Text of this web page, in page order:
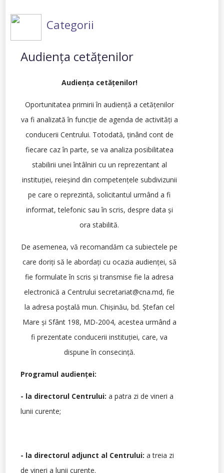
Categorii
Audiența cetățenilor
Audienţa cetăţenilor!
Oportunitatea primirii în audienţă a cetățenilor
va fi analizată în funcție de agenda de activităţi a
conducerii Centrului. Totodată, ținând cont de
fiecare caz în parte, se va analiza posibilitatea
stabilirii unei întâlniri cu un reprezentant al
instituţiei, reieșind din competențele subdivizunii
pe care o reprezintă, solicitantul urmând a fi
informat, telefonic sau în scris, despre data și
ora stabilită.
De asemenea, vă recomandăm ca subiectele pe
care doriţi să le abordaţi cu ocazia audienţei, să
fie formulate în scris şi transmise fie la adresa
electronică a Centrului secretariat@cna.md, fie
la adresa poștală mun. Chișinău, bd. Ștefan cel
Mare și Sfânt 198, MD-2004, acestea urmând a
fi prezentate conducerii instituţiei, care, va
dispune în consecință.
Programul audienței:
- la directorul Centrului:a patra zi de vineri a
lunii curente;
- la directorul adjunct al Centrului:a treia zi
de vineri a lunii curente.